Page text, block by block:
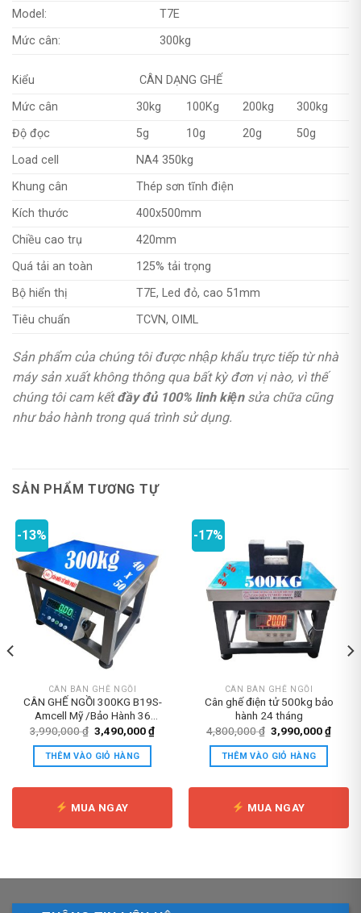
Model:
T7E
Mức cân:
300kg
Kiểu
CÂN DẠNG GHẾ
Mức cân
30kg 100Kg 200kg
300kg
Độ đọc
5g 10g 20g
50g
Load cell
NA4 350kg
Khung cân
Thép sơn tĩnh điện
Kích thước
400x500mm
Chiều cao trụ
420mm
Quá tải an toàn
125% tải trọng
Bộ hiển thị
T7E, Led đỏ, cao 51mm
Tiêu chuẩn
TCVN, OIML
Sản phẩm của chúng tôi được nhập khẩu trực tiếp từ nhà
máy sản xuất không thông qua bất kỳ đơn vị nào, vì thế
chúng tôi cam kếtđầy đủ 100% linh kiệnsửa chữa cũng
như bảo hành trong quá trình sử dụng.
SẢN PHẨM TƯƠNG TỰ
-13%
CÂN BÀN GHẾ NGỒI
CÂN GHẾ NGỒI 300KG B19S-
Amcell Mỹ /Bảo Hành 36
Tháng
3,990,000₫ Giá
gốc
là:
3,990,000 ₫.
3,490,000₫Giá
THÊM VÀO GIỎ HÀNG
MUA NGAY
-17%
CÂN BÀN GHẾ NGỒI
Cân ghế điện tử 500kg bảo
hành 24 tháng
4,800,000₫ Giá
gốc
là:
4,800,000 ₫.
3,990,000₫Giá
THÊM VÀO GIỎ HÀNG
MUA NGAY